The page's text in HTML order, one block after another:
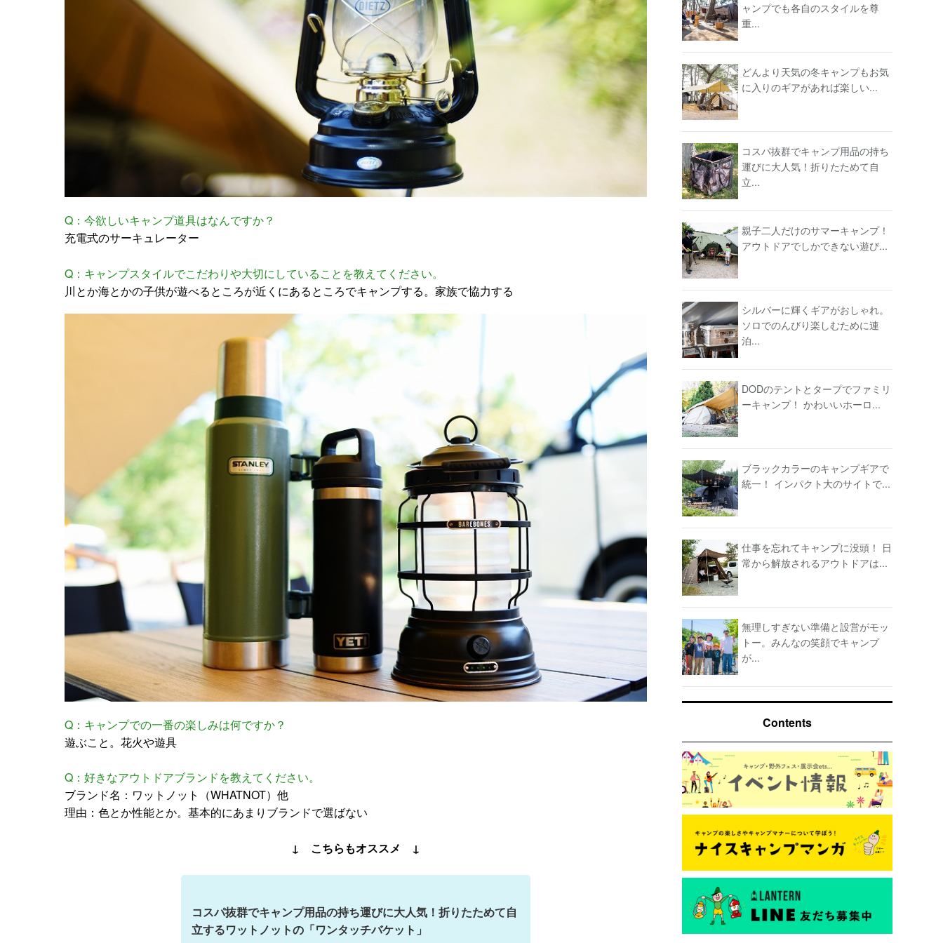
Q：今欲しいキャンプ道具はなんですか？
充電式のサーキュレーター
Q：キャンプスタイルでこだわりや大切にしていることを教えてください。
川とか海とかの子供が遊べるところが近くにあるところでキャンプする。家族で協力する
Q：キャンプでの一番の楽しみは何ですか？
遊ぶこと。花火や遊具
Q：好きなアウトドアブランドを教えてください。
ブランド名：ワットノット（WHATNOT）他
理由：色とか性能とか。基本的にあまりブランドで選ばない
↓ こちらもオススメ ↓
コスパ抜群でキャンプ用品の持ち運びに大人気！折りたためて自
立するワットノットの「ワンタッチバケット」
ャンプでも各自のスタイルを尊
重...
どんより天気の冬キャンプもお気
に入りのギアがあれば楽しい...
コスパ抜群でキャンプ用品の持ち
運びに大人気！折りたためて自
立...
親子二人だけのサマーキャンプ！
アウトドアでしかできない遊び...
シルバーに輝くギアがおしゃれ。
ソロでのんびり楽しむために連
泊...
DODのテントとタープでファミリ
ーキャンプ！ かわいいホーロ...
ブラックカラーのキャンプギアで
統一！ インパクト大のサイトで...
仕事を忘れてキャンプに没頭！ 日
常から解放されるアウトドアは...
無理しすぎない準備と設営がモッ
トー。みんなの笑顔でキャンプ
が...
Contents